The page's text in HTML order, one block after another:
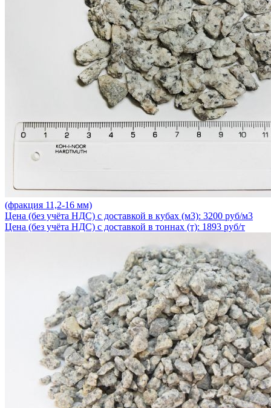
(фракция 11,2-16 мм)
Цена (без учёта НДС) с доставкой в кубах (м3): 3200 руб/м3
Цена (без учёта НДС) с доставкой в тоннах (т): 1893 руб/т